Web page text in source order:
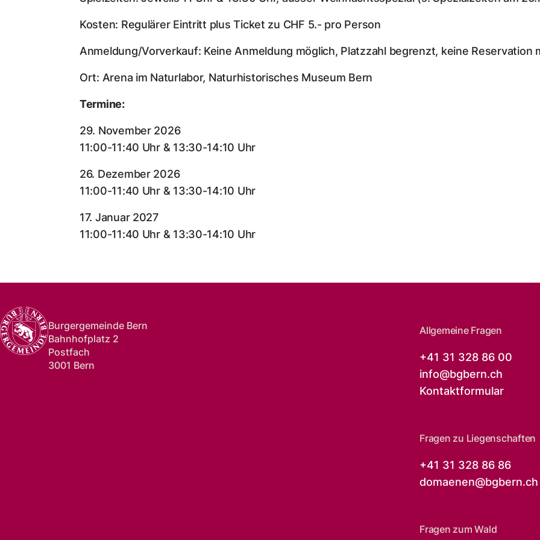
Kosten: Regulärer Eintritt plus Ticket zu CHF 5.- pro Person
Anmeldung/Vorverkauf: Keine Anmeldung möglich, Platzzahl begrenzt, keine Reservation
Ort: Arena im Naturlabor, Naturhistorisches Museum Bern
Termine:
29. November 2026
11:00-11:40 Uhr & 13:30-14:10 Uhr
26. Dezember 2026
11:00-11:40 Uhr & 13:30-14:10 Uhr
17. Januar 2027
11:00-11:40 Uhr & 13:30-14:10 Uhr
Burgergemeinde Bern
Bahnhofplatz 2
Postfach
3001 Bern
Allgemeine Fragen
+41 31 328 86 00
info@bgbern.ch
Kontaktformular
Fragen zu Liegenschaften
+41 31 328 86 86
domaenen@bgbern.ch
Fragen zum Wald